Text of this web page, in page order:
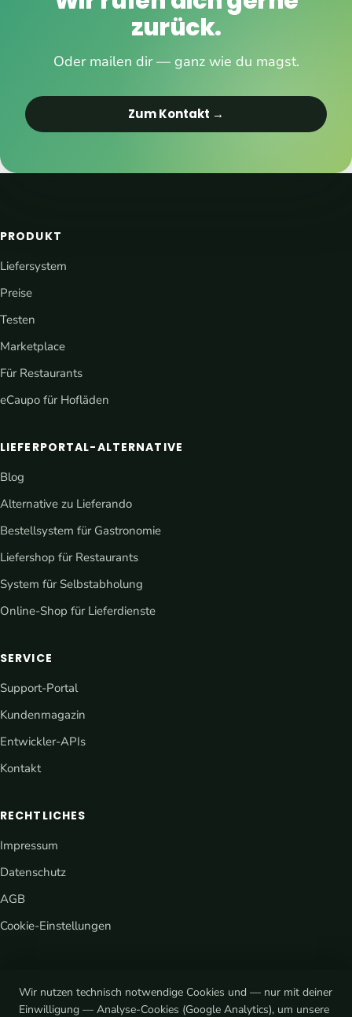
zurück.
Oder mailen dir — ganz wie du magst.
Zum Kontakt →
PRODUKT
Liefersystem
Preise
Testen
Marketplace
Für Restaurants
eCaupo für Hofläden
LIEFERPORTAL-ALTERNATIVE
Blog
Alternative zu Lieferando
Bestellsystem für Gastronomie
Liefershop für Restaurants
System für Selbstabholung
Online-Shop für Lieferdienste
SERVICE
Support-Portal
Kundenmagazin
Entwickler-APIs
Kontakt
RECHTLICHES
Impressum
Datenschutz
AGB
Cookie-Einstellungen
Wir nutzen technisch notwendige Cookies und — nur mit deiner
Einwilligung — Analyse-Cookies (Google Analytics), um unsere